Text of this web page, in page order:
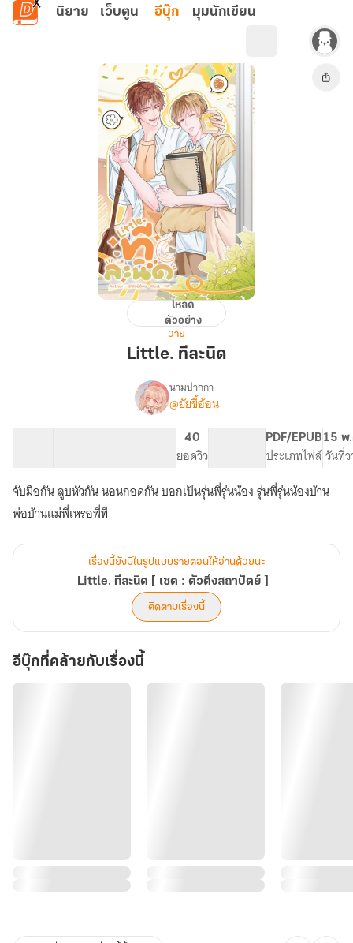
ข้ามไปยังเนื้อหาหลัก
นิยาย เว็บตูน อีบุ๊ก มุมนักเขียน
Little.
โหลด
ตัวอย่าง
วาย
Little. ทีละนิด
เรื่องLittle.
ละ
นิด
[
เซต
:
ส
ถา
ปัตย์
]
นามปากกา
@ยัยขี้อ้อน
40
ยอดวิว
PDF/EPUB
ประเภทไฟล์
15 พ
วันที่
จับมือกัน ลูบหัวกัน นอนกอดกัน บอกเป็นรุ่นพี่รุ่นน้อง รุ่นพี่รุ่นน้องบ้าน
พ่อบ้านแม่พี่เหรอพี่ที
เรื่องนี้ยังมีในรูปแบบรายตอนให้อ่านด้วยนะ
Little. ทีละนิด [ เซต : ตัวตึงสถาปัตย์ ]
ติดตามเรื่องนี้
อีบุ๊กที่คล้ายกับเรื่องนี้